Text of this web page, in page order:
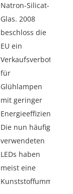
Natron-Silicat-
Glas. 2008
beschloss die
EU ein
Verkaufsverbot
für
Glühlampen
mit geringer
Energieeffizienz.
Die nun häufig
verwendeten
LEDs haben
meist eine